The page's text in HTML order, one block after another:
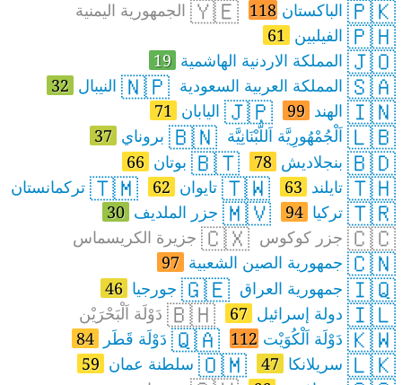
🇵🇰الباكستان 118
🇾🇪الجمهورية اليمنية
🇵🇭الفيلبين 61
🇯🇴المملكة الاردنية الهاشمية 19
🇸🇦المملكة العربية السعودية 🇳🇵النيبال 32
🇮🇳الهند 99
🇯🇵اليابان 71
🇱🇧اَلْجُمْهُورِيَّة اَللُّبْنَانِيَّة 🇧🇳بروناي 37
🇧🇩بنجلاديش 78
🇧🇹بوتان 66
🇹🇭تايلند 63
🇹🇼تايوان 62
🇹🇲تركمانستان
🇹🇷تركيا 94
🇲🇻جزر الملديف 30
🇨🇨جزر كوكوس 🇨🇽جزيرة الكريسماس
🇨🇳جمهورية الصين الشعبية 97
🇮🇶جمهورية العراق 🇬🇪جورجيا 46
🇮🇱دولة إسرائيل 67
🇧🇭دَوْلَة اَلْبَحْرَيْن
🇰🇼دَوْلَة اَلْكُوَيْت 112
🇶🇦دَوْلَة قَطَر 84
🇱🇰سريلانكا 47
🇴🇲سلطنة عمان 59